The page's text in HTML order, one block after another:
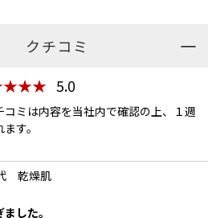
クチコミ
5.0
ミは内容を当社内で確認の上、１週
す。
乾燥肌
した。